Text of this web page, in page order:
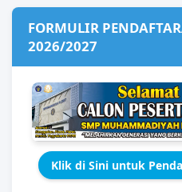
FORMULIR
2026/2027
Klik di Sini untuk